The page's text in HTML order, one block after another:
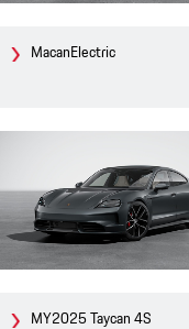
MacanElectric
MY2025 Taycan 4S